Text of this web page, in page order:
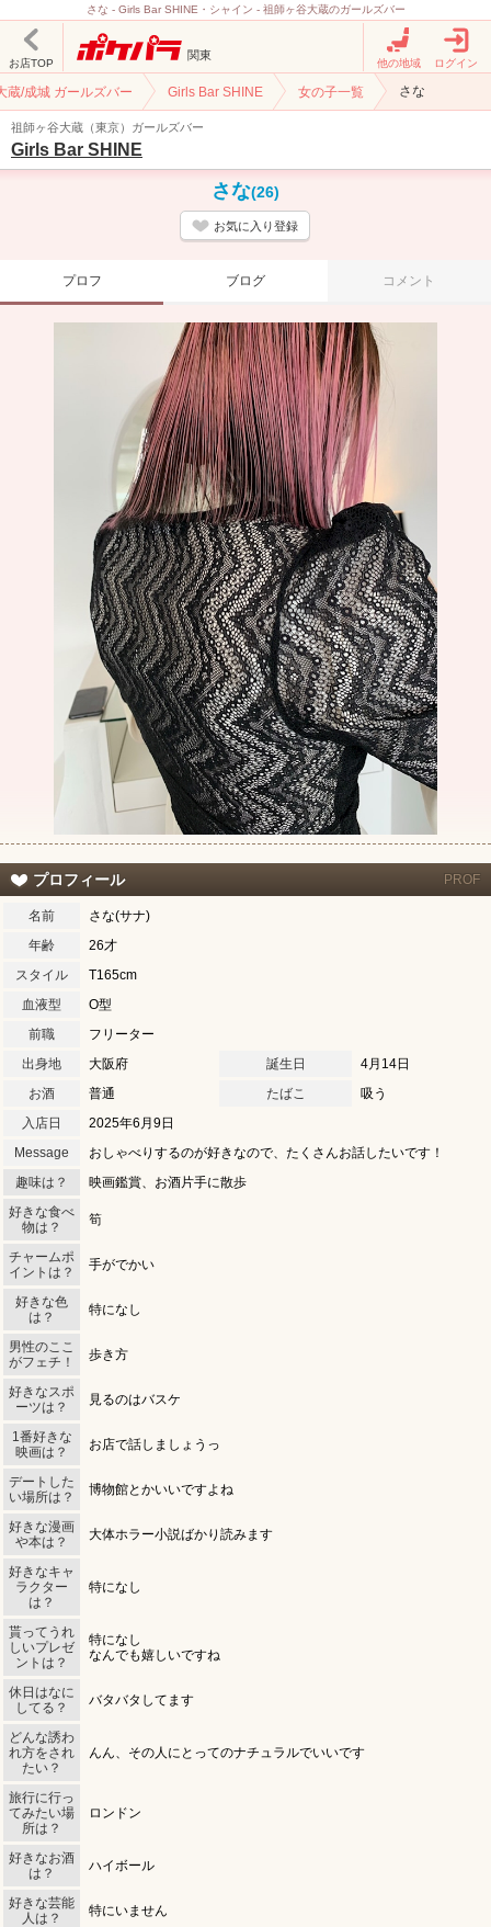
さな - Girls Bar SHINE・シャイン - 祖師ヶ谷大蔵のガールズバー
お店TOP
関東
他の地域 ログイン
蔵/成城 ガールズバー Girls Bar SHINE 女の子一覧 さな
祖師ヶ谷大蔵（東京）ガールズバー
Girls Bar SHINE
さな(26)
お気に入り登録
プロフ ブログ コメント
プロフィール PROF
名前
さな(サナ)
年齢
26才
スタイル
T165cm
血液型
O型
前職
フリーター
出身地
大阪府 誕生日
4月14日
お酒
普通 たばこ
吸う
入店日
2025年6月9日
Message
おしゃべりするのが好きなので、たくさんお話したいです！
趣味は？
映画鑑賞、お酒片手に散歩
好きな食べ
物は？
筍
チャームポ
イントは？
手がでかい
好きな色
は？
特になし
男性のここ
がフェチ！
歩き方
好きなスポ
ーツは？
見るのはバスケ
1番好きな
映画は？
お店で話しましょうっ
デートした
い場所は？
博物館とかいいですよね
好きな漫画
や本は？
大体ホラー小説ばかり読みます
好きなキャ
ラクター
は？
特になし
貰ってうれ
しいプレゼ
ントは？
特になし
なんでも嬉しいですね
休日はなに
してる？
バタバタしてます
どんな誘わ
れ方をされ
たい？
んん、その人にとってのナチュラルでいいです
旅行に行っ
てみたい場
所は？
ロンドン
好きなお酒
は？
ハイボール
好きな芸能
人は？
特にいません
キャストページのURLをコピー
北海道